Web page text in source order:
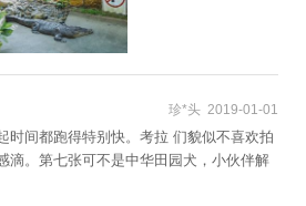
珍*头 2019-01-01
时间都跑得特别快。考拉 们貌似不喜欢拍
滴。第七张可不是中华田园犬，小伙伴解